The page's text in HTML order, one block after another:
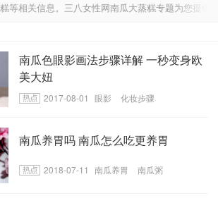
关信息。三八女性网南瓜大蒸糕专题为您提供
南瓜色眼影画法步骤详解 一秒变身欧
美大妞
2017-08-01 眼影 化妆步骤
南瓜养胃吗 南瓜怎么吃更养胃
2018-07-11 南瓜养胃 南瓜粥